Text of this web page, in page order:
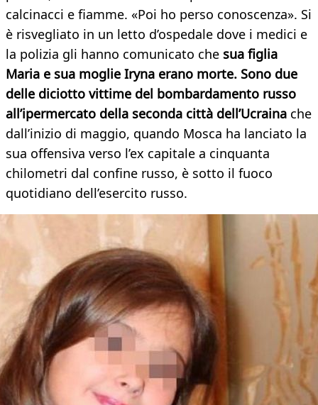
calcinacci e fiamme. «Poi ho perso conoscenza». Si
è risvegliato in un letto d’ospedale dove i medici e
la polizia gli hanno comunicato che sua figlia
Maria e sua moglie Iryna erano morte. Sono due
delle diciotto vittime del bombardamento russo
all’ipermercato della seconda città dell’Ucraina che
dall’inizio di maggio, quando Mosca ha lanciato la
sua offensiva verso l’ex capitale a cinquanta
chilometri dal confine russo, è sotto il fuoco
quotidiano dell’esercito russo.